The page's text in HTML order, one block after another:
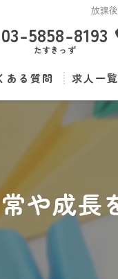
放課
03-5858-8193
たすきっず
ある質問 求人一覧
や成長